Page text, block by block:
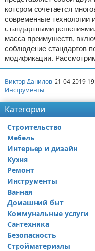
котором сочетается
современные технологии
стандартными
масса преимуществ,
соблюдение стандартов
модификаций.
Виктор Данилов 21-04-2019
Инструменты
Категории
Строительство
Мебель
Интерьер и дизайн
Дизайн дачи
Дизайн квартиры
Кухня
Посуда
Ремонт
Ремонт дачи
Ремонт квартиры
Инструменты
Ванная
Домашний быт
Коммунальные услуги
Сантехника
Безопасность
Стройматериалы